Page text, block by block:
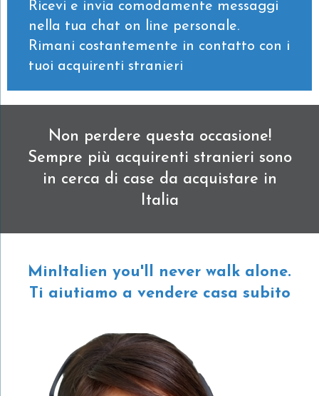
Ricevi e invia comodamente messaggi
nella tua chat on line personale.
Rimani costantemente in contatto con i
tuoi acquirenti stranieri
Non perdere questa occasione!
Sempre più acquirenti stranieri sono
in cerca di case da acquistare in
Italia
MinItalien you'll never walk alone.
Ti aiutiamo a vendere casa subito